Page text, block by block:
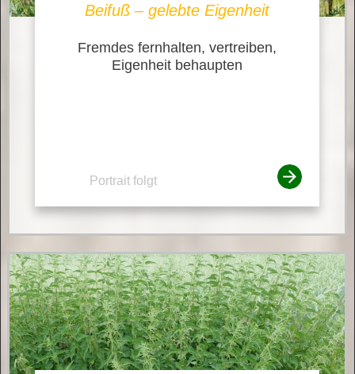
Beifuß – gelebte Eigenheit
Fremdes fernhalten, vertreiben,
Eigenheit behaupten
Portrait folgt